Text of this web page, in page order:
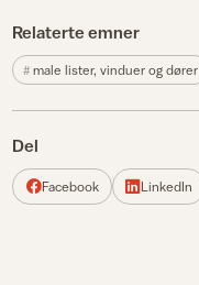
Relaterte emner
male lister, vinduer og dører
Del
Facebook LinkedIn